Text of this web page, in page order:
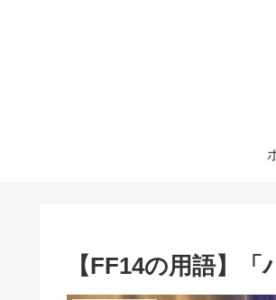
【FF14の用語】